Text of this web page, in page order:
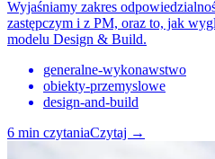
Wyjaśniamy zakres
zastępczym i z PM, oraz to, jak
modelu Design & Build.
generalne-wykonawstwo
obiekty-przemyslowe
design-and-build
6 min czytaniaCzytaj →